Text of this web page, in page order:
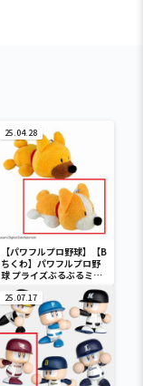
25.04.28
【パワフルプロ野球】【B
ちくわ】パワフルプロ野
球 プライズぶるぶるミニ
ぬいぐるみ
25.07.17